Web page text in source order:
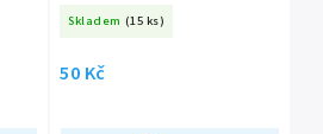
Skladem (15 ks)
50 Kč